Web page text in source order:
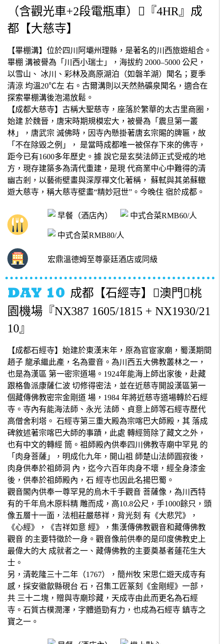
（含觀光車+2段電瓶車）『4HR』成
都【大慈寺】
【畢棚溝】位於四川阿壩州理縣，是著名的川西旅遊組合。
畢棚 溝被譽為「川西小瑞士」，海拔約 2000–5000 公尺，
以雪山、 冰川、彩林及高原湖泊（如磐羊湖）聞名；夏季
清涼 均溫20℃左 右。古爾溝則以天然熱礦泉聞名，適合在
探索畢棚溝後泡湯放鬆。
【成都大慈寺】古稱大聖慈寺，座落於繁華的太古里商圈，
始建 於魏晉，唐宋時期規模宏大，被譽為「震旦第一叢
林」，唐武宗 滅佛時，因寺內懸掛著唐玄宗賜的牌匾，故
「不在除毀之例」， 是當時成都唯一被保存下來的佛寺，
距今已有1600多年歷史。據 說它是玄奘法師正式受戒的地
方，現存建築多為清代重建，是現 代商業中心中難得的清
幽古剎，以藝術壁畫與深厚禪文化著稱， 蘇軾與其弟蘇轍
遊大慈寺，稱大慈寺壁畫“精妙冠世”。今晚住 宿於成都。
早餐（酒店內） 中式合菜RMB60/人
中式合菜RMB80/人
宏鼎溫德姆至尊豪廷酒店或同級
成都【石經寺】澳門桃
園機場『NX387 1605/1815 + NX1930/21
10』
【成都石經寺】始建於東漢末年，原為官宦家廟，蜀漢期間
趙子 龍承繼此產，名為靈音。為川西五大佛教叢林之一，
也是為漢區 第一密宗道場。1924年能海上師出家後，赴藏
跟格魯派康薩仁波 切修得密法，並在近慈寺開設漢區第一
個藏傳佛教密宗金剛道 場，1984 年將近慈寺道場轉於石經
寺。寺內有能海法師、永光 法師、貞意上師等石經寺歷代
高僧舍利塔。 石經寺第三重大殿為宗喀巴大師殿，其 落成
碑敘述著宗喀巴大師的事蹟，此處 轉經筒除了藏文之外，
也有中文的轉經 筒。祖師殿內供奉四川佛教寺廟中罕見 的
「肉身菩薩」，明成化九年，開山祖 師楚山法師圓寂後，
肉身供奉於祖師洞 內，迄今六百年肉身不壞，經全身漆金
後，供奉於祖師殿內，石 經寺也因此名揚巴蜀。
觀音閣內供奉一尊罕見的烏木千手觀音 菩薩像，為川西特
有的千年烏木原料精 雕而成，高10.8公尺，手1000餘只，頭
像五層十一面，法相莊嚴慈祥，背光刻 有《大悲咒》，
《心經》，《吉祥如意 經》，集漢傳佛教觀音和藏傳佛教
觀音 的主要特徵於一身。觀音像前供奉的是印度佛教史上
最偉大的大 成就者之一、藏傳佛教的主要奠基者蓮花生大
士。
另，清乾隆三十二年（1767），簡州牧 宋思仁遊天成寺有
感，採安徽歙縣硯台 石，召集工匠篆刻《金剛經》一部，
共 三十二塊，贈與寺廟珍藏，天成寺由此而更名為石經
寺。石質古樸潤澤，字體遒勁有力，也成為石經寺 鎮寺之
寶之一。